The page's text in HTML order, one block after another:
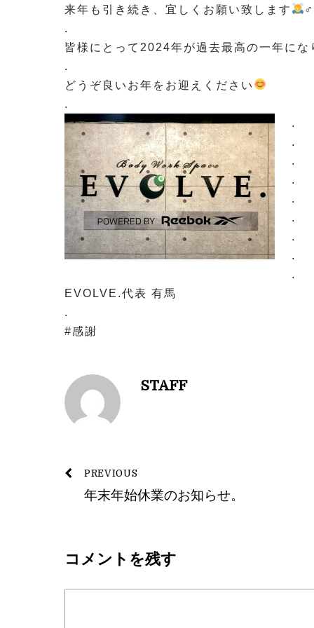
来年も引き続き、宜しくお願い致します
‍♂️
.
皆様にとって2024年が過去最高の一年にな
.
どうぞ良いお年をお迎えください
.
.
.
.
.
.
.
.
.
.
EVOLVE.代表 有馬
.
#感謝
STAFF
PREVIOUS
年末年始休業のお知らせ。
コメントを残す